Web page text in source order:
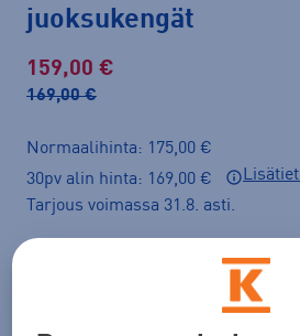
juoksukengät
159,00 €
169,00 €
Normaalihinta: 175,00 €
30pv alin hinta: 169,00 €
Tarjous voimassa 31.8. asti.